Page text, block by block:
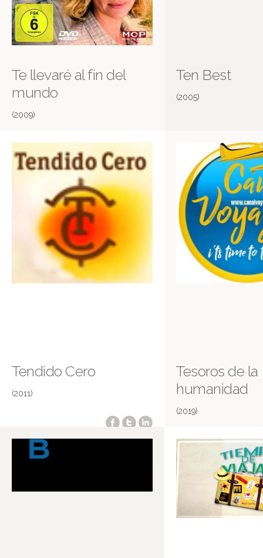
Te llevaré al fin del
mundo
(2009)
Más información en IMDB
Ten Best
(2005)
Tendido Cero
(2011)
Tesoros de la
humanidad
(2019)